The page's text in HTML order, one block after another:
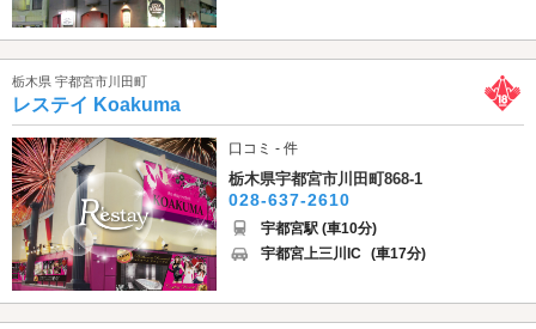
栃木県 宇都宮市川田町
レステイ Koakuma
口コミ - 件
栃木県宇都宮市川田町868-1
028-637-2610
宇都宮駅 (車10分)
宇都宮上三川IC (車17分)